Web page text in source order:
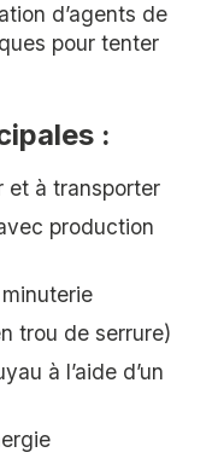
d’agents de
pour tenter
:
et à transporter
production
trou de serrure)
à l’aide d’un